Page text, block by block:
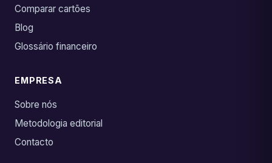
Comparar cartões
Blog
Glossário financeiro
EMPRESA
Sobre nós
Metodologia editorial
Contacto